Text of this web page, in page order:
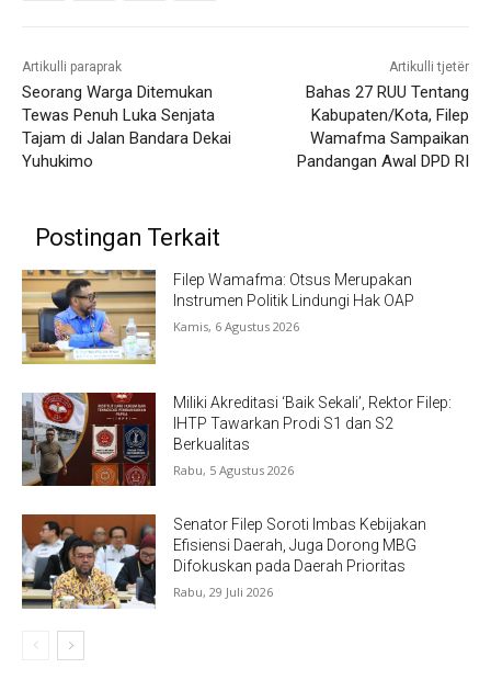
Artikulli paraprak
Seorang Warga Ditemukan
Tewas Penuh Luka Senjata
Tajam di Jalan Bandara Dekai
Yuhukimo
Artikulli tjetër
Bahas 27 RUU Tentang
Kabupaten/Kota, Filep
Wamafma Sampaikan
Pandangan Awal DPD RI
Postingan Terkait
Filep Wamafma: Otsus Merupakan
Instrumen Politik Lindungi Hak OAP
Kamis, 6 Agustus 2026
Miliki Akreditasi ‘Baik Sekali’, Rektor Filep:
IHTP Tawarkan Prodi S1 dan S2
Berkualitas
Rabu, 5 Agustus 2026
Senator Filep Soroti Imbas Kebijakan
Efisiensi Daerah, Juga Dorong MBG
Difokuskan pada Daerah Prioritas
Rabu, 29 Juli 2026